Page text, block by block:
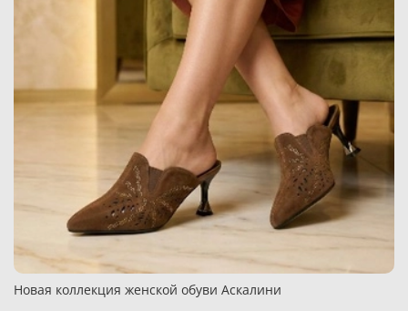
Новая коллекция женской обуви Аскалини